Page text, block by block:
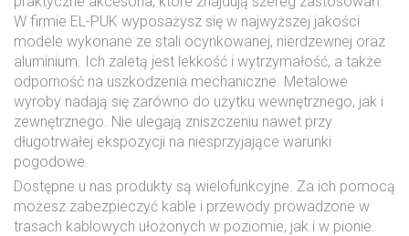
W firmie EL-PUK wyposażysz się w najwyższej jakości
modele wykonane ze stali ocynkowanej, nierdzewnej oraz
aluminium. Ich zaletą jest lekkość i wytrzymałość, a także
odporność na uszkodzenia mechaniczne. Metalowe
wyroby nadają się zarówno do użytku wewnętrznego, jak i
zewnętrznego. Nie ulegają zniszczeniu nawet przy
długotrwałej ekspozycji na niesprzyjające warunki
pogodowe.
Dostępne u nas produkty są wielofunkcyjne. Za ich pomocą
możesz zabezpieczyć kable i przewody prowadzone w
trasach kablowych ułożonych w poziomie, jak i w pionie.